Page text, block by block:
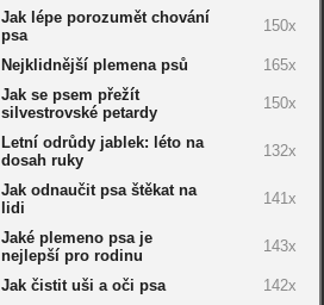
Jak lépe porozumět chování
psa
150x
Nejklidnější plemena psů 165x
Jak se psem přežít
silvestrovské petardy
150x
Letní odrůdy jablek: léto na
dosah ruky
132x
Jak odnaučit psa štěkat na
lidi
141x
Jaké plemeno psa je
nejlepší pro rodinu
143x
Jak čistit uši a oči psa 142x